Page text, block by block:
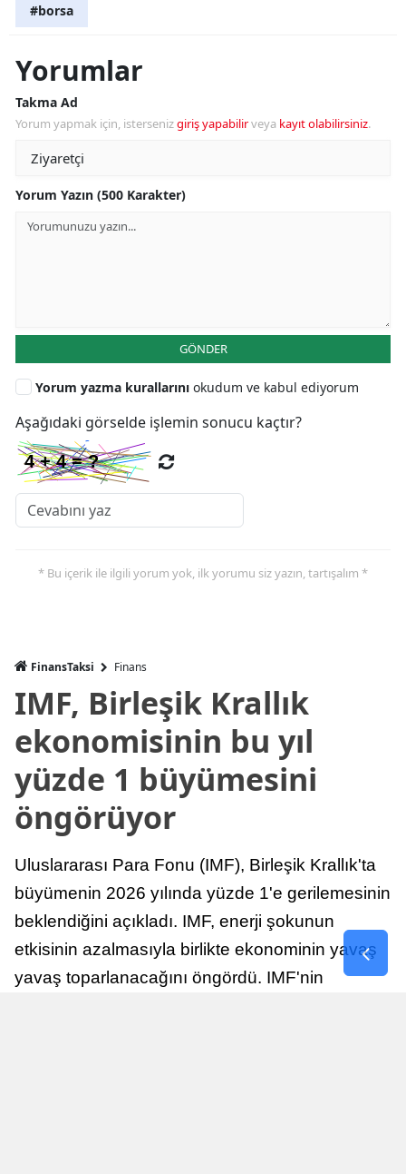
#borsa
Yorumlar
Takma Ad
Yorum yapmak için, istersenizgiriş yapabilirveya kayıt olabilirsiniz.
Yorum Yazın (500 Karakter)
GÖNDER
Yorum yazma kurallarını okudum ve kabul ediyorum
Aşağıdaki görselde işlemin sonucu kaçtır?
* Bu içerik ile ilgili yorum yok, ilk yorumu siz yazın, tartışalım *
FinansTaksi Finans
IMF, Birleşik Krallık
ekonomisinin bu yıl
yüzde 1 büyümesini
öngörüyor
Uluslararası Para Fonu (IMF), Birleşik Krallık'ta
büyümenin 2026 yılında yüzde 1'e gerilemesinin
beklendiğini açıkladı. IMF, enerji şokunun
etkisinin azalmasıyla birlikte ekonominin yavaş
yavaş toparlanacağını öngördü. IMF'nin